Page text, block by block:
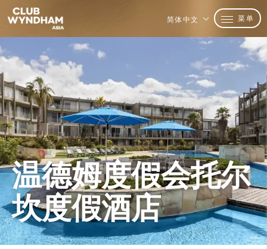
简体中文 菜单
温德姆度假会托尔
坎度假酒店